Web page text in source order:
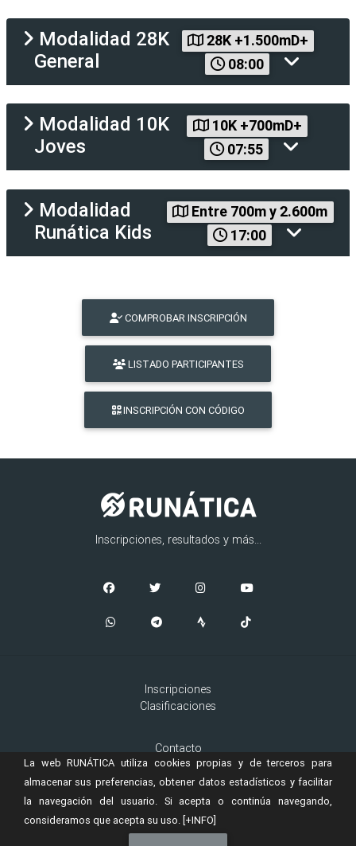
Modalidad 28K
General
28K +1.500mD+
08:00
Modalidad 10K
Joves
10K +700mD+
07:55
Modalidad
Runática Kids
Entre 700m y 2.600m
17:00
COMPROBAR INSCRIPCIÓN
LISTADO PARTICIPANTES
INSCRIPCIÓN CON CÓDIGO
Inscripciones, resultados y más...
Inscripciones
Clasificaciones
Contacto
Aviso Legal
Cookies
RUNÁTICAes una marca registrada de
La web RUNÁTICA utiliza cookies propias y de terceros para
almacenar sus preferencias, obtener datos estadísticos y facilitar
la navegación del usuario. Si acepta o continúa navegando,
consideramos que acepta su uso. [+INFO]